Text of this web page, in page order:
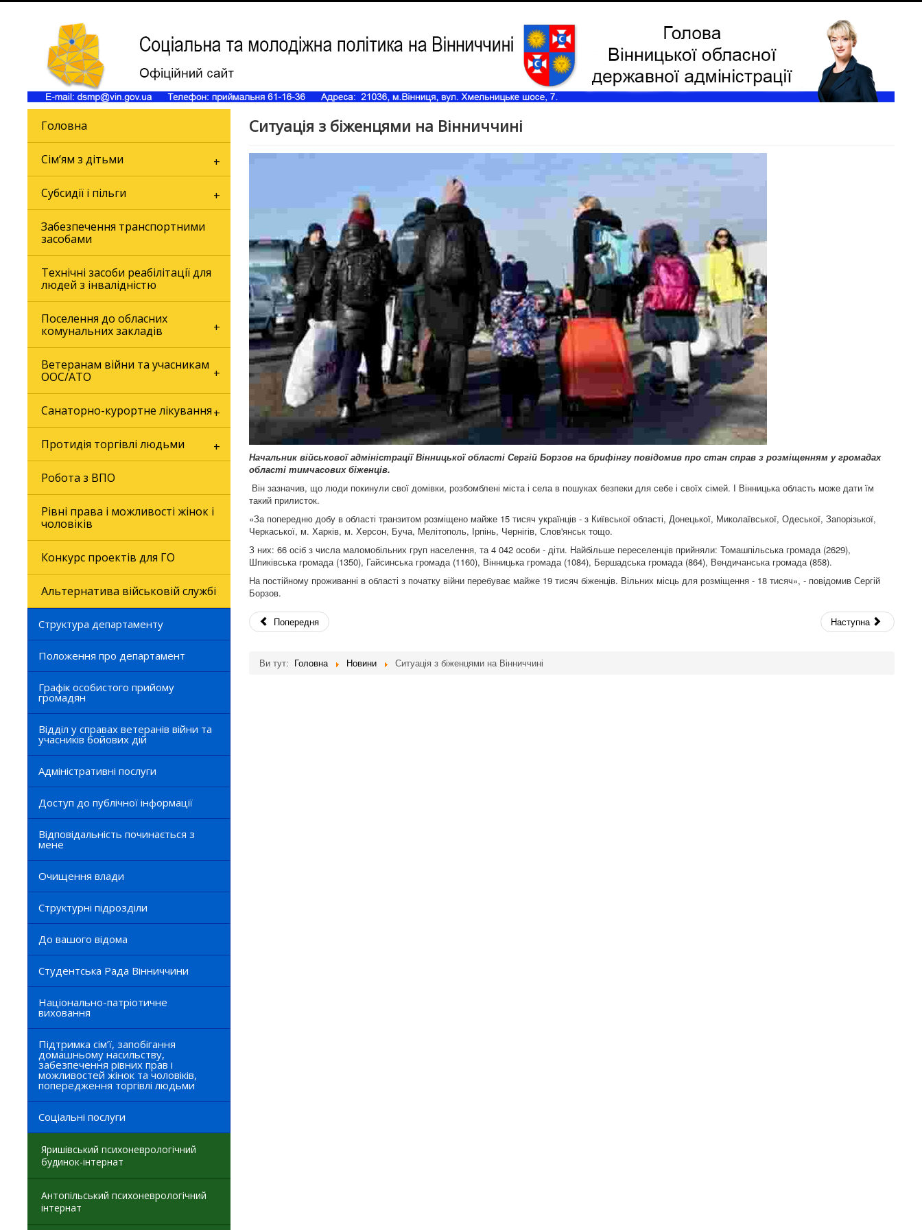
Головна
Сім’ям з дітьми
Субсидії і пільги
Забезпечення транспортними
засобами
Технічні засоби реабілітації для
людей з інвалідністю
Поселення до обласних
комунальних закладів
Ветеранам війни та учасникам
ООС/АТО
Санаторно-курортне лікування
Протидія торгівлі людьми
Робота з ВПО
Рівні права і можливості жінок і
чоловіків
Конкурс проектів для ГО
Альтернатива військовій службі
Структура департаменту
Положення про департамент
Графік особистого прийому
громадян
Відділ у справах ветеранів війни та
учасників бойових дій
Адміністративні послуги
Доступ до публічної інформації
Відповідальність починається з
мене
Очищення влади
Структурні підрозділи
До вашого відома
Студентська Рада Вінниччини
Національно-патріотичне
виховання
Підтримка сім’ї, запобігання
домашньому насильству,
забезпечення рівних прав і
можливостей жінок та чоловіків,
попередження торгівлі людьми
Соціальні послуги
Яришівський психоневрологічний
будинок-інтернат
Антопільський психоневрологічний
інтернат
Ситуація з біженцями на Вінниччині
Начальник військової адміністрації Вінницької області Сергій Борзов на брифінгу повідомив про стан справ з розміщенням у громадах
області тимчасових біженців.
Він зазначив, що люди покинули свої домівки, розбомблені міста і села в пошуках безпеки для себе і своїх сімей. І Вінницька область може дати їм
такий прилисток.
«За попередню добу в області транзитом розміщено майже 15 тисяч українців - з Київської області, Донецької, Миколаївської, Одеської, Запорізької,
Черкаської, м. Харків, м. Херсон, Буча, Мелітополь, Ірпінь, Чернігів, Слов'янськ тощо.
З них: 66 осіб з числа маломобільних груп населення, та 4 042 особи - діти. Найбільше переселенців прийняли: Томашпільська громада (2629),
Шпиківська громада (1350), Гайсинська громада (1160), Вінницька громада (1084), Бершадська громада (864), Вендичанська громада (858).
На постійному проживанні в області з початку війни перебуває майже 19 тисяч біженців. Вільних місць для розміщення - 18 тисяч», - повідомив Сергій
Борзов.
Попередня Наступна
Ви тут: Головна Новини Ситуація з біженцями на Вінниччині